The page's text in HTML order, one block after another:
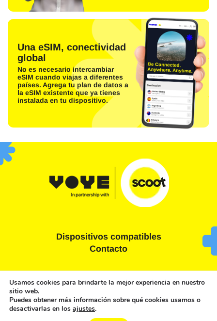
Una eSIM, conectividad
global
No es necesario intercambiar
eSIM cuando viajas a diferentes
países. Agrega tu plan de datos a
la eSIM existente que ya tienes
instalada en tu dispositivo.
Dispositivos compatibles
Contacto
Política de cookies
Usamos cookies para brindarte la mejor experiencia en nuestro
sitio web.
Puedes obtener más información sobre qué cookies usamos o
desactivarlas en los ajustes.